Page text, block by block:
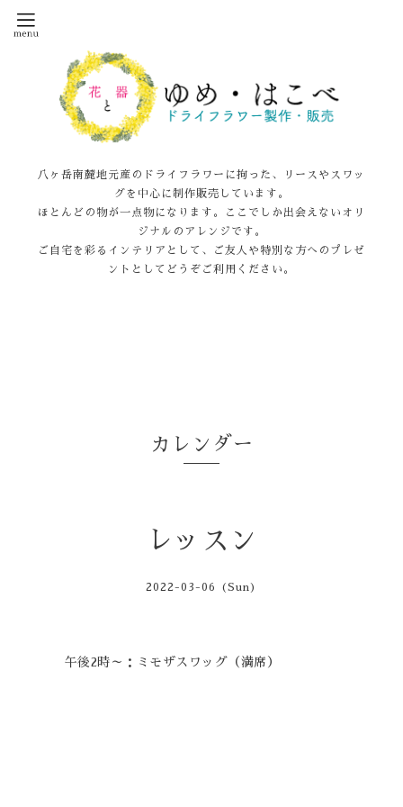
八ヶ岳南麓地元産のドライフラワーに拘った、リースやスワッ
グを中心に制作販売しています。
ほとんどの物が一点物になります。ここでしか出会えないオリ
ジナルのアレンジです。
ご自宅を彩るインテリアとして、ご友人や特別な方へのプレゼ
ントとしてどうぞご利用ください。
カレンダー
レッスン
2022-03-06 (Sun)
午後2時～：ミモザスワッグ（満席）